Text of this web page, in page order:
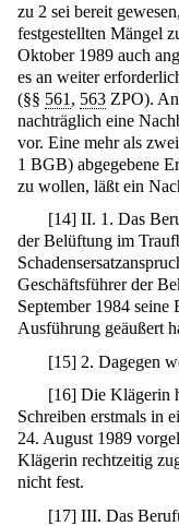
zu 2 sei bereit
festgestellten Mängel
Oktober 1989 auch
es an weiter
(§§ 561 , 563 ZPO).
nachträglich eine
vor. Eine mehr als
1 BGB) abgegebene
zu wollen, läßt ein
[14] II. 1. Das
der Belüftung im
Geschäftsführer der
September 1984 seine
Ausführung geäußert
[15] 2. Dagegen
[16] Die Klägerin
Schreiben erstmals in
24. August 1989
Klägerin rechtzeitig
nicht fest.
[17] III. Das